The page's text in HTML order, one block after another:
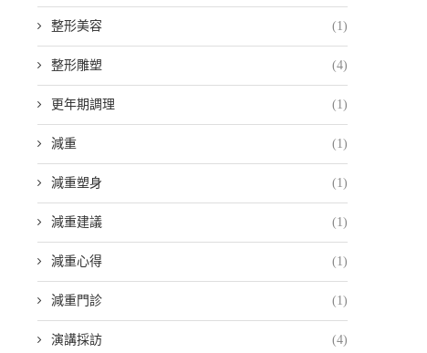
整形美容 (1)
整形雕塑 (4)
更年期調理 (1)
減重 (1)
減重塑身 (1)
減重建議 (1)
減重心得 (1)
減重門診 (1)
演講採訪 (4)